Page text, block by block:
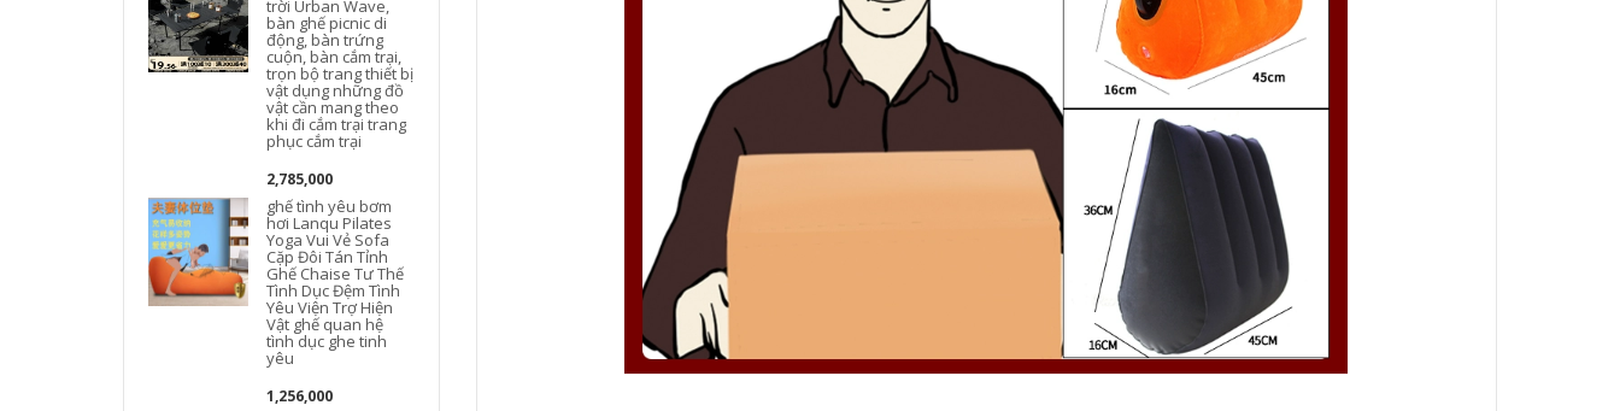
trời Urban Wave,
bàn ghế picnic di
động, bàn trứng
cuộn, bàn cắm trại,
trọn bộ trang thiết bị
vật dụng những đồ
vật cần mang theo
khi đi cắm trại trang
phục cắm trại
2,785,000
ghế tình yêu bơm
hơi Lanqu Pilates
Yoga Vui Vẻ Sofa
Cặp Đôi Tán Tỉnh
Ghế Chaise Tư Thế
Tình Dục Đệm Tình
Yêu Viện Trợ Hiện
Vật ghế quan hệ
tình dục ghe tinh
yêu
1,256,000
ghế cắm trại gấp gọn
hợp kim nhôm trứng
cuộn bàn di động
bàn ghế cắm trại
ghế cắm trại, dụng
cụ dã ngoại và đồ
dùng shop bán đồ
camping mua đồ
camping
439,000
HighWild ngoài trời
ghế gấp mặt trăng
Trời Ghế Cắm Trại Di
Động Ghế Xếp Câu